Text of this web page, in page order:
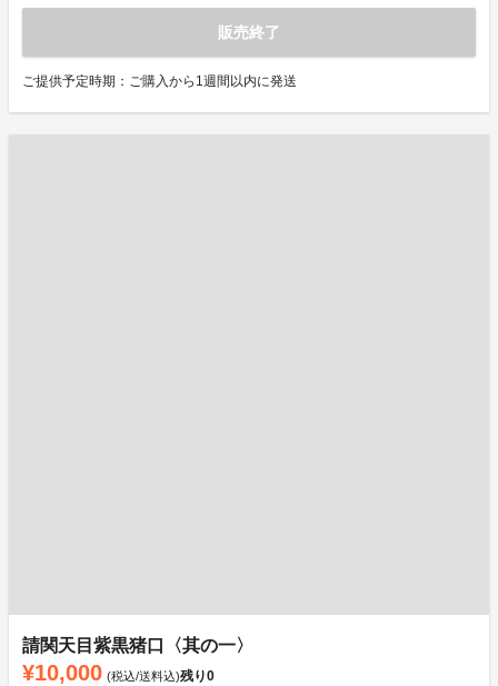
販売終了
ご提供予定時期：ご購入から1週間以内に発送
請関天目紫黒猪口〈其の一〉
¥10,000 (税込/送料込)残り0